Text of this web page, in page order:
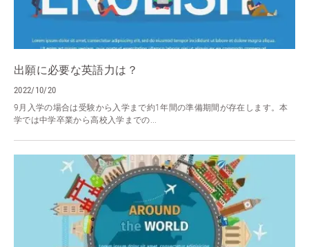
出願に必要な英語力は？
2022/10/20
9月入学の場合は受験から入学まで約1年間の準備期間が存在します。本
学では中学卒業から高校入学までの...